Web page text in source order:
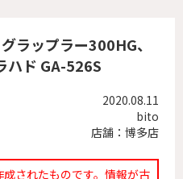
ラップラー300HG、
ハド GA-526S
2020.08.11
bito
店舗：博多店
成されたものです。情報が古